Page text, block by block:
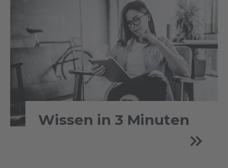
Wissen in 3 Minuten